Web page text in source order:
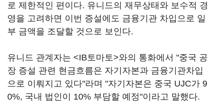
로 제한적인 편이다. 유니드의 재무상태와 보수적 경
영을 고려하면 이번 증설에도 금융기관 차입으로 일
부 금액을 조달할 것으로 보인다.
유니드 관계자는 <IB토마토>와의 통화에서 "중국 공
장 증설 관련 현금흐름은 자기자본과 금융기관차입
으로 이뤄지고 있다"라며 "자기자본은 중국 UJC가 9
0%, 국내 법인이 10% 부담할 예정"이라고 말했다.